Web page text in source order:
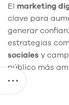
El marketing
clave para
generar
estrategias
sociales y
público más